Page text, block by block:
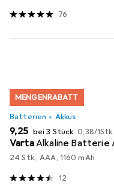
76
MENGENRABATT
Batterien + Akkus
EUR
9,25 bei 3 Stück EUR
0,38/1Stk.
VartaAlkaline Batterie
24 Stk., AAA, 1160 mAh
12